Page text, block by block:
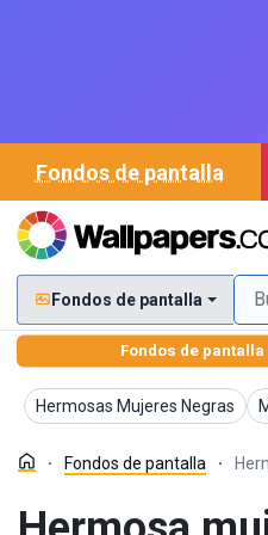
Fondos de pantalla
Fondos de pantalla
Fondos de pantalla
Hermosas Mujeres Negras
Fondos de pantalla
Fondos de pantalla